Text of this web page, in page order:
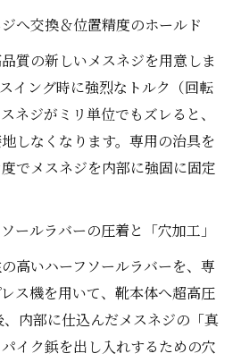
へ交換＆位置精度のホールド
質の新しいメスネジを用意しま
イング時に強烈なトルク（回転
ネジがミリ単位でもズレると、
しなくなります。専用の治具を
でメスネジを内部に強固に固定
ールラバーの圧着と「穴加工」
高いハーフソールラバーを、専
ス機を用いて、靴本体へ超高圧
内部に仕込んだメスネジの「真
イク鋲を出し入れするための穴